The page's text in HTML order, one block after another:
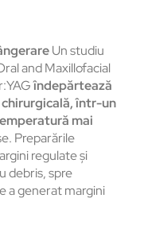
Un studiu
and Maxillofacial
îndepărtează
într-un
mai
Preparările
regulate și
debris, spre
a generat margini